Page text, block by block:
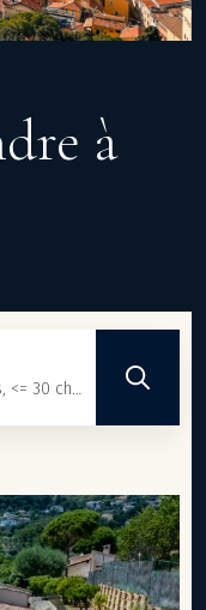
à
Acheter, Prix <= 98000000, <= 45 pièces, <= 30 chambres, <= 101233 m², <= 3000000 m²